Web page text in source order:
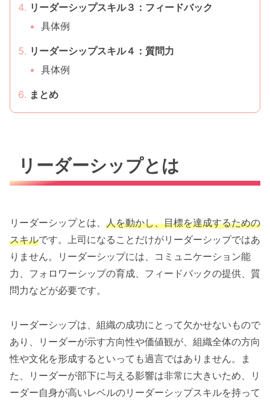
リーダーシップスキル３：フィードバック
具体例
リーダーシップスキル４：質問力
具体例
まとめ
リーダーシップとは
リーダーシップとは、 人を動かし、目標を達成するための
スキルです。上司になることだけがリーダーシップではあ
りません。リーダーシップには、コミュニケーション能
力、フォロワーシップの育成、フィードバックの提供、質
問力などが必要です。
リーダーシップは、組織の成功にとって欠かせないもので
あり、リーダーが示す方向性や価値観が、組織全体の方向
性や文化を形成するといっても過言ではありません。ま
た、リーダーが部下に与える影響は非常に大きいため、リ
ーダー自身が高いレベルのリーダーシップスキルを持って